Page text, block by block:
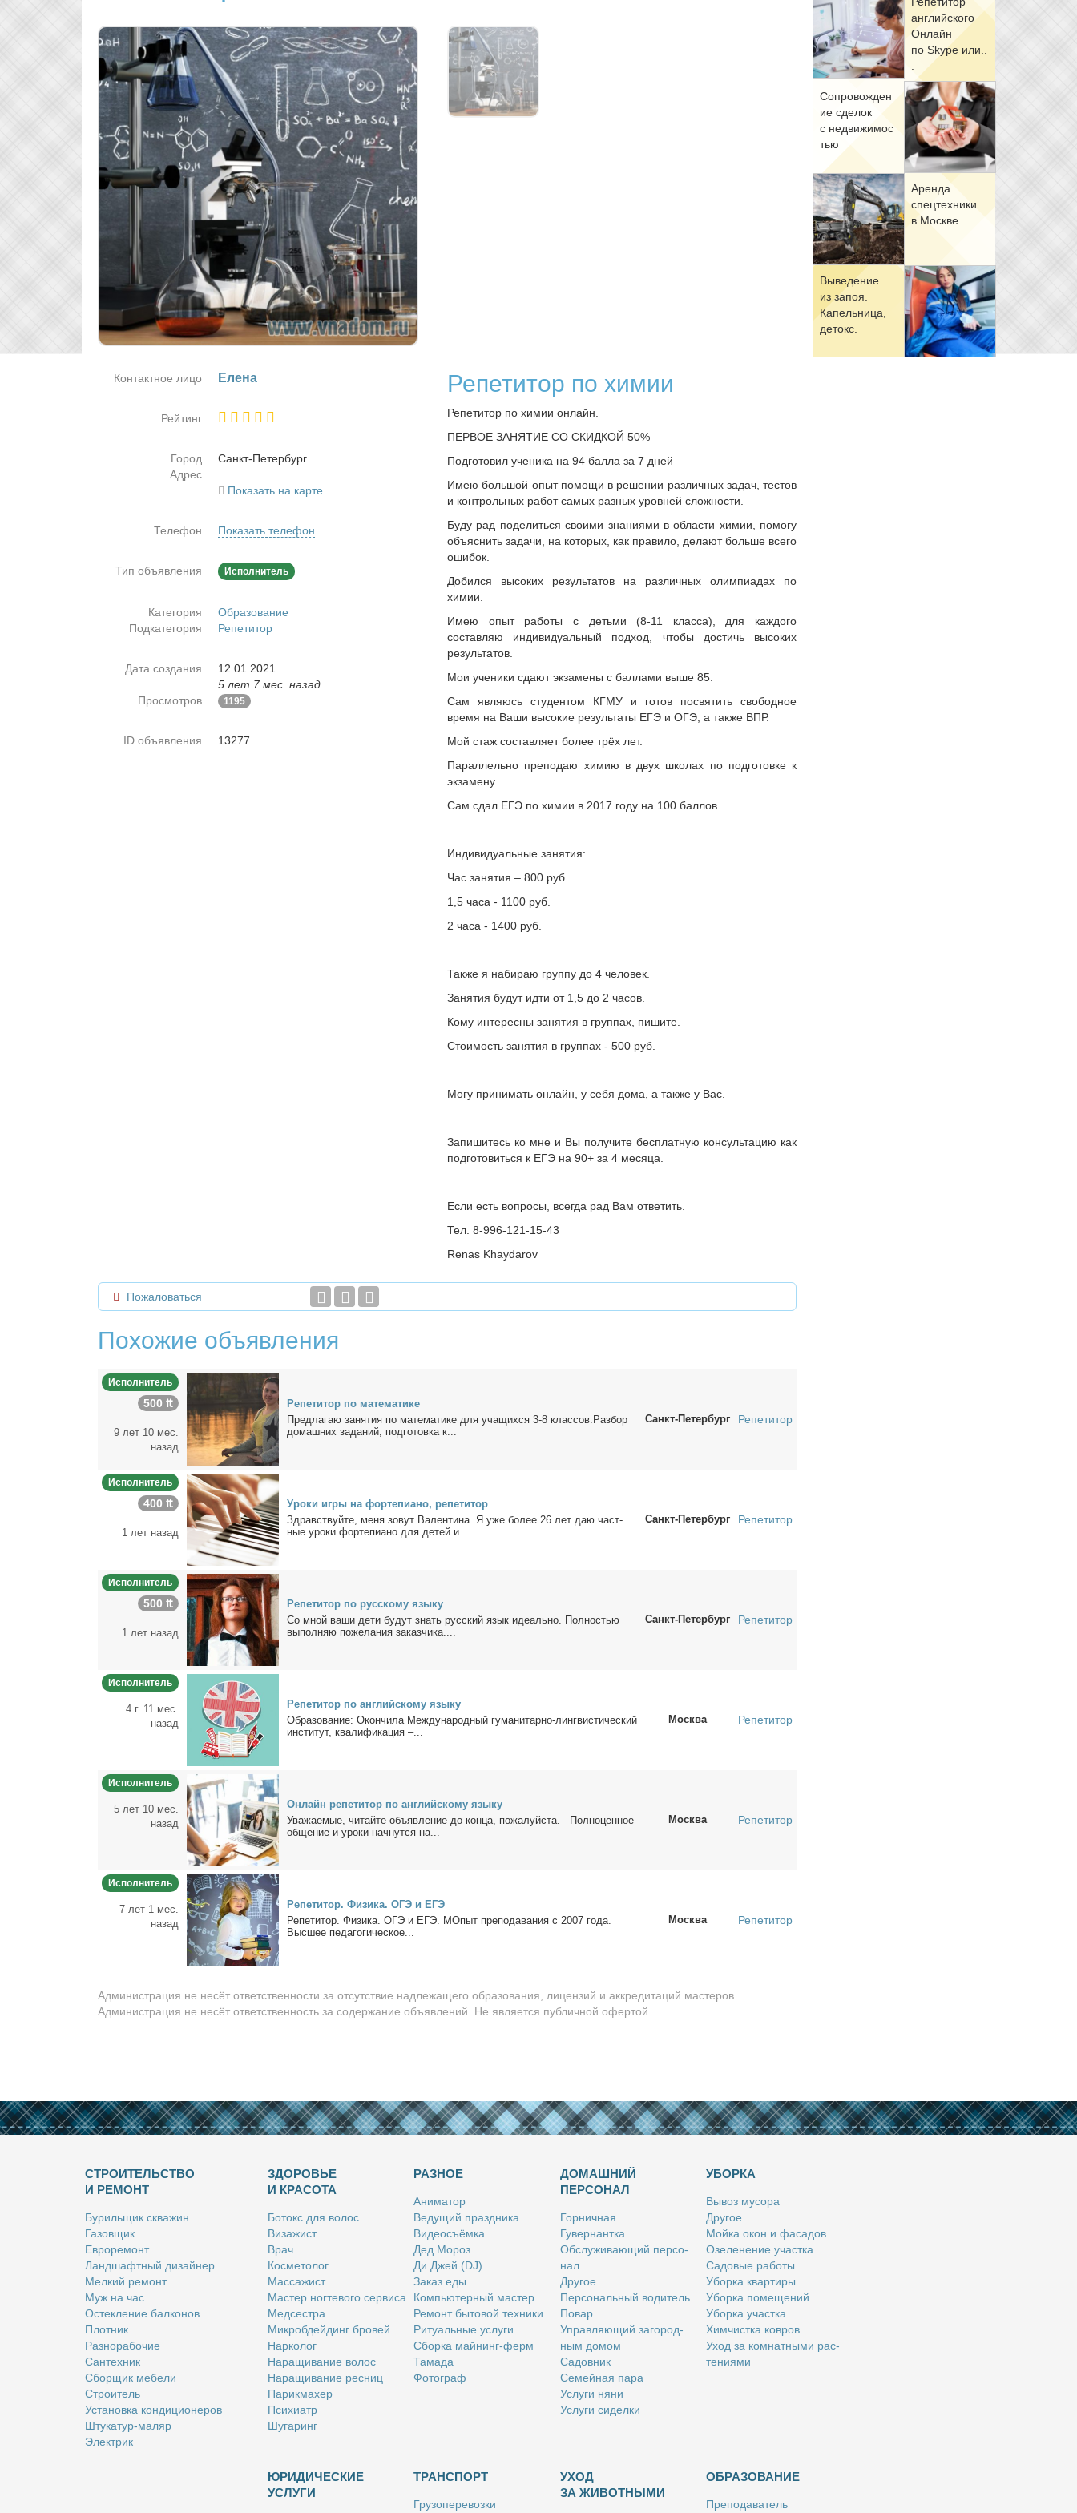
ан­глий­ско­го
Он­лайн
по Skype или..
Со­про­вож­де­н
ие сде­лок
с недви­жи­мо­с
тью
Арен­да
спец­тех­ни­ки
в Москве
Вы­ве­де­ние
из за­поя.
Ка­пель­ни­ца,
де­токс.
Репетитор по химии
Репетитор по химии онлайн.
ПЕРВОЕ ЗАНЯТИЕ СО СКИДКОЙ 50%
Подготовил ученика на 94 балла за 7 дней
Имею большой опыт помощи в решении различных задач, тестов
и контрольных работ самых разных уровней сложности.
Буду рад поделиться своими знаниями в области химии, помогу
объяснить задачи, на которых, как правило, делают больше всего
ошибок.
Добился высоких результатов на различных олимпиадах по
химии.
Имею опыт работы с детьми (8-11 класса), для каждого
составляю индивидуальный подход, чтобы достичь высоких
результатов.
Мои ученики сдают экзамены с баллами выше 85.
Сам являюсь студентом КГМУ и готов посвятить свободное
время на Ваши высокие результаты ЕГЭ и ОГЭ, а также ВПР.
Мой стаж составляет более трёх лет.
Параллельно преподаю химию в двух школах по подготовке к
экзамену.
Сам сдал ЕГЭ по химии в 2017 году на 100 баллов.
Индивидуальные занятия:
Час занятия – 800 руб.
1,5 часа - 1100 руб.
2 часа - 1400 руб.
Также я набираю группу до 4 человек.
Занятия будут идти от 1,5 до 2 часов.
Кому интересны занятия в группах, пишите.
Стоимость занятия в группах - 500 руб.
Могу принимать онлайн, у себя дома, а также у Вас.
Запишитесь ко мне и Вы получите бесплатную консультацию как
подготовиться к ЕГЭ на 90+ за 4 месяца.
Если есть вопросы, всегда рад Вам ответить.
Тел. 8-996-121-15-43
Renas Khaydarov
Контактное лицо Еле­на
Рейтинг
Город
Санкт-Пе­тер­бург
Адрес
Показать на карте
Телефон Показать телефон
Тип объявления Исполнитель
Категория
Образование
Подкатегория
Репетитор
Дата создания
12.01.2021
5 лет 7 мес. назад
Просмотров
1195
ID объявления 13277
Пожаловаться
Похожие объявления
Исполнитель
500 ₶
9 лет 10 мес.
назад
Ре­пе­ти­тор по ма­те­ма­ти­ке
Пред­ла­гаю за­ня­тия по ма­те­ма­ти­ке для уча­щих­ся 3-8 клас­сов.Раз­бор
до­маш­них за­да­ний, под­го­тов­ка к...
Санкт-Петербург Репетитор
Исполнитель
400 ₶
1 лет назад
Уро­ки иг­ры на фор­те­пи­а­но, ре­пе­ти­тор
Здрав­ствуй­те, ме­ня зо­вут Ва­лен­ти­на. Я уже бо­лее 26 лет даю част­
ные уро­ки фор­те­пи­а­но для де­тей и...
Санкт-Петербург Репетитор
Исполнитель
500 ₶
1 лет назад
Ре­пе­ти­тор по рус­ско­му язы­ку
Со мной ва­ши де­ти бу­дут знать рус­ский язык иде­аль­но. Пол­но­стью
вы­пол­няю по­же­ла­ния за­каз­чи­ка....
Санкт-Петербург Репетитор
Исполнитель
4 г. 11 мес.
назад
Ре­пе­ти­тор по ан­глий­ско­му язы­ку
Об­ра­зо­ва­ние: Окон­чи­ла Меж­ду­на­род­ный гу­ма­ни­тар­но-линг­ви­сти­че­ский
ин­сти­тут, ква­ли­фи­ка­ция –...
Москва Репетитор
Исполнитель
5 лет 10 мес.
назад
Он­лайн ре­пе­ти­тор по ан­глий­ско­му язы­ку
Ува­жа­е­мые, чи­тай­те объ­яв­ле­ние до кон­ца, по­жа­луй­ста. Пол­но­цен­ное
об­ще­ние и уро­ки нач­нут­ся на...
Москва Репетитор
Исполнитель
7 лет 1 мес.
назад
Ре­пе­ти­тор. Физи­ка. ОГЭ и ЕГЭ
Ре­пе­ти­тор. Физи­ка. ОГЭ и ЕГЭ. МОпыт пре­по­да­ва­ния с 2007 го­да.
Выс­шее пе­да­го­ги­че­ское...
Москва Репетитор
Администрация не несёт ответственности за отсутствие надлежащего образования, лицензий и аккредитаций мастеров.
Администрация не несёт ответственность за содержание объявлений. Не является публичной офертой.
СТРОИТЕЛЬСТВО
И РЕМОНТ
Бу­риль­щик сква­жин
Га­зов­щик
Ев­ро­ре­монт
Ланд­шафт­ный ди­зай­нер
Мел­кий ре­монт
Муж на час
Остек­ле­ние бал­ко­нов
Плот­ник
Раз­но­ра­бо­чие
Сан­тех­ник
Сбор­щик ме­бе­ли
Стро­и­тель
Уста­нов­ка кон­ди­ци­о­не­ров
Шту­ка­тур-ма­ляр
Элек­трик
ЗДОРОВЬЕ
И КРАСОТА
Бо­токс для во­лос
Ви­за­жист
Врач
Кос­ме­то­лог
Мас­са­жист
Ма­стер ног­те­во­го сер­ви­са
Мед­сест­ра
Мик­роб­дей­динг бро­вей
Нар­ко­лог
На­ра­щи­ва­ние во­лос
На­ра­щи­ва­ние рес­ниц
Па­рик­махер
Пси­хи­атр
Шу­га­ринг
РАЗНОЕ
Ани­ма­тор
Ве­ду­щий празд­ни­ка
Ви­део­съём­ка
Дед Мо­роз
Ди Джей (DJ)
За­каз еды
Ком­пью­тер­ный ма­стер
Ре­монт бы­то­вой тех­ни­ки
Ри­ту­аль­ные услу­ги
Сбор­ка май­нинг-ферм
Та­ма­да
Фо­то­граф
ДОМАШНИЙ
ПЕРСОНАЛ
Гор­нич­ная
Гу­вер­нант­ка
Об­слу­жи­ва­ю­щий пер­со­
нал
Дру­гое
Пер­со­наль­ный во­ди­тель
По­вар
Управ­ля­ю­щий за­го­род­
ным до­мом
Са­дов­ник
Се­мей­ная па­ра
Услу­ги ня­ни
Услу­ги си­дел­ки
УБОРКА
Вы­воз му­со­ра
Дру­гое
Мой­ка окон и фа­са­дов
Озе­ле­не­ние участ­ка
Са­до­вые ра­бо­ты
Убор­ка квар­ти­ры
Убор­ка по­ме­ще­ний
Убор­ка участ­ка
Хим­чист­ка ков­ров
Уход за ком­нат­ны­ми рас­
те­ни­я­ми
ЮРИДИЧЕСКИЕ
УСЛУГИ
ТРАНСПОРТ
Гру­зо­пе­ре­воз­ки
УХОД
ЗА ЖИВОТНЫМИ
ОБРАЗОВАНИЕ
Пре­по­да­ва­тель